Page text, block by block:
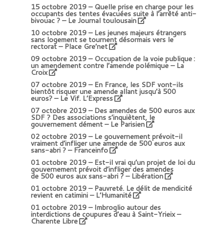
15 octobre 2019 – Quelle prise en charge pour les
occupants des tentes évacuées suite à l’arrêté anti-
bivouac ? – Le Journal toulousain
10 octobre 2019 –Les jeunes majeurs étrangers
sans logement se tournent désormais vers le
rectorat – Place Gre’net
09 octobre 2019 – Occupation de la voie publique :
un amendement contre l’amende polémique – La
Croix
07 octobre 2019 –En France, les SDF vont-ils
bientôt risquer une amende allant jusqu’à 500
euros? – Le Vif. L’Express
07 octobre 2019 –Des amendes de 500 euros aux
SDF ? Des associations s’inquiètent, le
gouvernement dément – Le Parisien
02 octobre 2019 –Le gouvernement prévoit-il
vraiment d’infliger une amende de 500 euros aux
sans-abri ? – Franceinfo
01 octobre 2019 –Est-il vrai qu’un projet de loi du
gouvernement prévoit d’infliger des amendes
de 500 euros aux sans-abri ? – Libération
01 octobre 2019 –Pauvreté. Le délit de mendicité
revient en catimini – L’Humanité
01 octobre 2019 –Imbroglio autour des
interdictions de coupures d’eau à Saint-Yrieix –
Charente Libre